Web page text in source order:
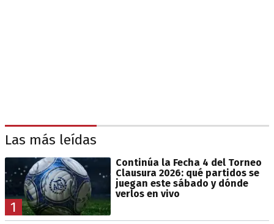
Las más leídas
1
Continúa la Fecha 4 del Torneo
Clausura 2026: qué partidos se
juegan este sábado y dónde
verlos en vivo